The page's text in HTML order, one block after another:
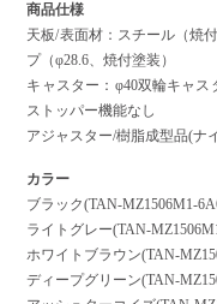
商品仕様
天板/表面材：スチール（焼
プ（φ28.6、焼付塗装）
キャスター：φ40双輪キャ
ストッパー機能なし
アジャスター/樹脂成型品(ナ
カラー
ブラック(TAN-MZ1506M1-
ライトグレー(TAN-
ホワイトブラウン(TAN-
ディープグリーン(TAN-